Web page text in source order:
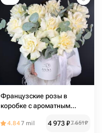
Французские розы в
коробке с ароматным
Vivienne Sabo — румяна
4.847 mil 4 973₽7 651₽